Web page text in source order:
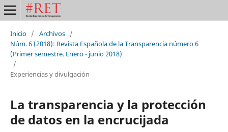
Inicio / Archivos /
Núm. 6 (2018): Revista Española de la Transparencia número 6
(Primer semestre. Enero - junio 2018)
/
Experiencias y divulgación
La transparencia y la protección
de datos en la encrucijada